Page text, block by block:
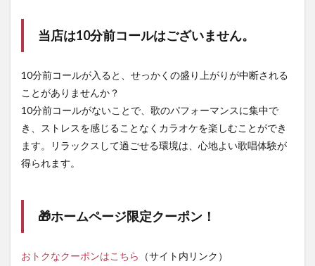
当店は10分前コールはございません。
10分前コールが入ると、せっかくの盛り上がりが中断される
ことがありませんか？
10分前コールがないことで、歌のパフォーマンスに集中で
き、ストレスを感じることなくカラオケを楽しむことができ
ます。リラックスして過ごせる環境は、心地よい歌唱体験が
得られます。
🎁ホームページ限定クーポン！
おトクなクーポンはこちら
（サイト内リンク）